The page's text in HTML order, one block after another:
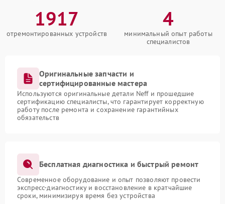
1917
отремонтированных устройств
4
минимальный опыт работы
специалистов
Оригинальные запчасти и
сертифицированные мастера
Используются оригинальные детали Neff и прошедшие
сертификацию специалисты, что гарантирует корректную
работу после ремонта и сохранение гарантийных
обязательств
Бесплатная диагностика и быстрый ремонт
Современное оборудование и опыт позволяют провести
экспресс-диагностику и восстановление в кратчайшие
сроки, минимизируя время без устройства